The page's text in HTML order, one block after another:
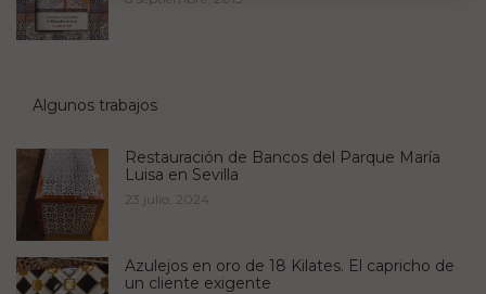
Algunos trabajos
Restauración de Bancos del Parque María
Luisa en Sevilla
23 julio, 2024
Azulejos en oro de 18 Kilates. El capricho de
un cliente exigente